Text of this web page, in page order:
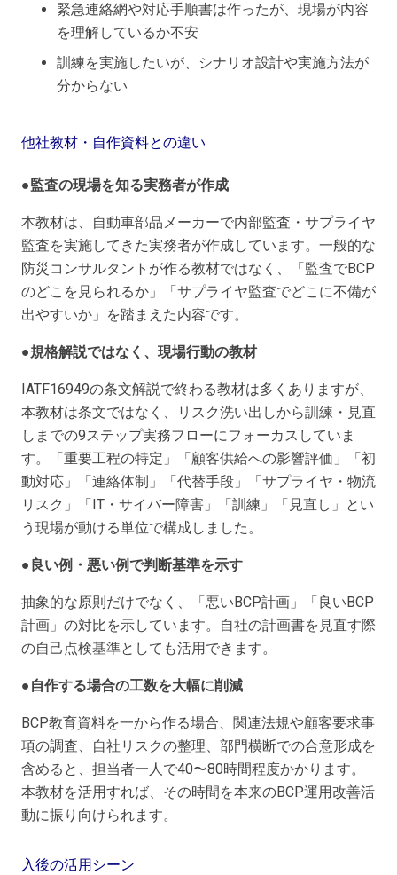
緊急連絡網や対応手順書は作ったが、現場が内容
を理解しているか不安
訓練を実施したいが、シナリオ設計や実施方法が
分からない
他社教材・自作資料との違い
●監査の現場を知る実務者が作成
本教材は、自動車部品メーカーで内部監査・サプライヤ
監査を実施してきた実務者が作成しています。一般的な
防災コンサルタントが作る教材ではなく、「監査でBCP
のどこを見られるか」「サプライヤ監査でどこに不備が
出やすいか」を踏まえた内容です。
●規格解説ではなく、現場行動の教材
IATF16949の条文解説で終わる教材は多くありますが、
本教材は条文ではなく、リスク洗い出しから訓練・見直
しまでの9ステップ実務フローにフォーカスしていま
す。「重要工程の特定」「顧客供給への影響評価」「初
動対応」「連絡体制」「代替手段」「サプライヤ・物流
リスク」「IT・サイバー障害」「訓練」「見直し」とい
う現場が動ける単位で構成しました。
●良い例・悪い例で判断基準を示す
抽象的な原則だけでなく、「悪いBCP計画」「良いBCP
計画」の対比を示しています。自社の計画書を見直す際
の自己点検基準としても活用できます。
●自作する場合の工数を大幅に削減
BCP教育資料を一から作る場合、関連法規や顧客要求事
項の調査、自社リスクの整理、部門横断での合意形成を
含めると、担当者一人で40〜80時間程度かかります。
本教材を活用すれば、その時間を本来のBCP運用改善活
動に振り向けられます。
入後の活用シーン